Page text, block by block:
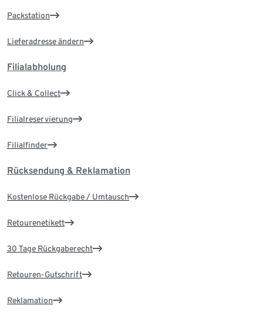
Packstation
Lieferadresse ändern
Filialabholung
Click & Collect
Filialreservierung
Filialfinder
Rücksendung & Reklamation
Kostenlose Rückgabe / Umtausch
Retourenetikett
30 Tage Rückgaberecht
Retouren-Gutschrift
Reklamation